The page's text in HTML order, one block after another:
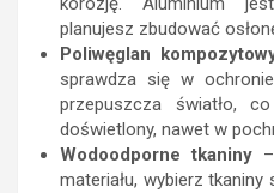
planujesz zbudować
Poliwęglan
sprawdza się w
przepuszcza światło,
doświetlony, nawet w
Wodoodporne tkaniny–
materiału, wybierz